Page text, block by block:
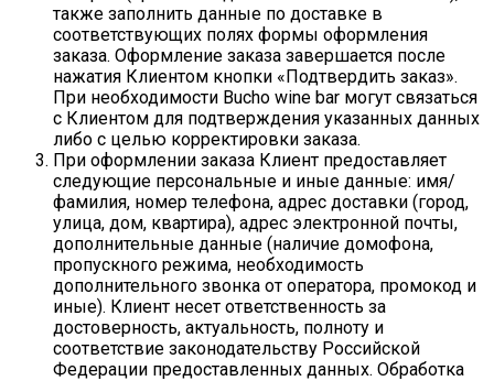
также заполнить данные по доставке в
соответствующих полях формы оформления
заказа. Оформление заказа завершается после
нажатия Клиентом кнопки «Подтвердить заказ».
При необходимости Bucho wine bar могут связаться
с Клиентом для подтверждения указанных данных
либо с целью корректировки заказа.
При оформлении заказа Клиент предоставляет
следующие персональные и иные данные: имя/
фамилия, номер телефона, адрес доставки (город,
улица, дом, квартира), адрес электронной почты,
дополнительные данные (наличие домофона,
пропускного режима, необходимость
дополнительного звонка от оператора, промокод и
иные). Клиент несет ответственность за
достоверность, актуальность, полноту и
соответствие законодательству Российской
Федерации предоставленных данных. Обработка